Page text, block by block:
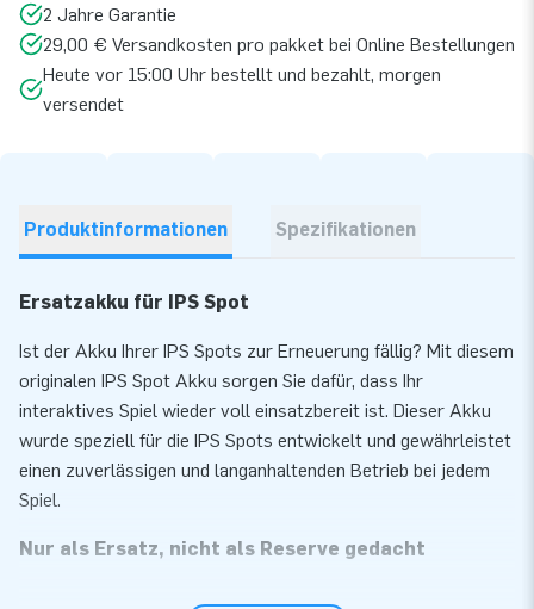
2 Jahre Garantie
29,00 € Versandkosten pro pakket bei Online Bestellungen
Heute vor 15:00 Uhr bestellt und bezahlt, morgen
versendet
Produktinformationen Spezifikationen
Ersatzakku für IPS Spot
Ist der Akku Ihrer IPS Spots zur Erneuerung fällig? Mit diesem
originalen IPS Spot Akku sorgen Sie dafür, dass Ihr
interaktives Spiel wieder voll einsatzbereit ist. Dieser Akku
wurde speziell für die IPS Spots entwickelt und gewährleistet
einen zuverlässigen und langanhaltenden Betrieb bei jedem
Spiel.
Nur als Ersatz, nicht als Reserve gedacht